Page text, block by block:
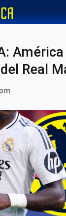
Real